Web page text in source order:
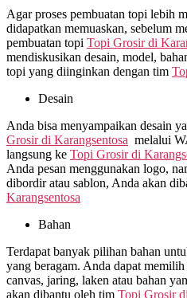
Agar proses pembuatan topi lebih
didapatkan memuaskan, sebelum
pembuatan topi Topi Grosir di
mendiskusikan desain, model,
topi yang diinginkan dengan tim
Desain
Anda bisa menyampaikan desain
Grosir di Karangsentosa melalui
langsung ke Topi Grosir di
Anda pesan menggunakan logo,
dibordir atau sablon, Anda akan
Karangsentosa
Bahan
Terdapat banyak pilihan bahan
yang beragam. Anda dapat
canvas, jaring, laken atau bahan
akan dibantu oleh tim Topi Grosir di